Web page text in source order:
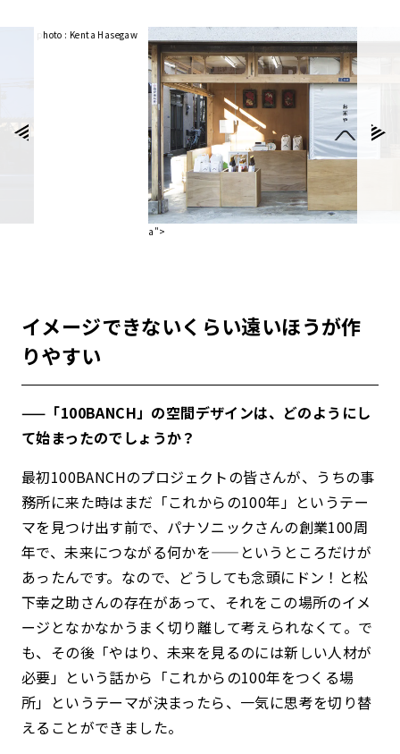
photo : Kenta Hasegaw
a">
イメージできないくらい遠いほうが作
りやすい
——「100BANCH」の空間デザインは、どのようにし
て始まったのでしょうか？
最初100BANCHのプロジェクトの皆さんが、うちの事
務所に来た時はまだ「これからの100年」というテー
マを見つけ出す前で、パナソニックさんの創業100周
年で、未来につながる何かを——というところだけが
あったんです。なので、どうしても念頭にドン！と松
下幸之助さんの存在があって、それをこの場所のイメ
ージとなかなかうまく切り離して考えられなくて。で
も、その後「やはり、未来を見るのには新しい人材が
必要」という話から「これからの100年をつくる場
所」というテーマが決まったら、一気に思考を切り替
えることができました。